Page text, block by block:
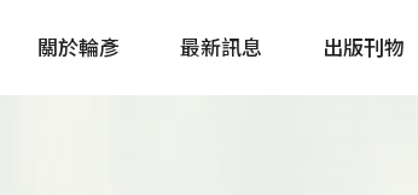
關於輪彥 最新訊息 出版刊物